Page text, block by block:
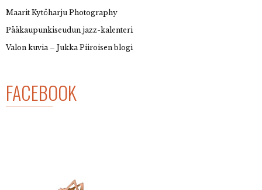
Maarit Kytöharju Photography
Pääkaupunkiseudun jazz-kalenteri
Valon kuvia – Jukka Piiroisen blogi
FACEBOOK